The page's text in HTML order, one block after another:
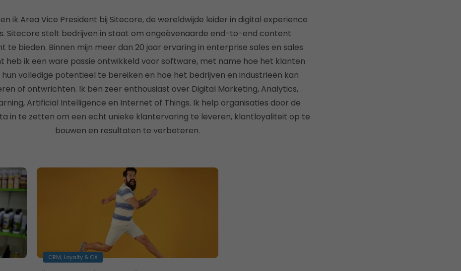
ik Area Vice President bij Sitecore, de wereldwijde leider in digital experience
Sitecore stelt bedrijven in staat om ongeëvenaarde end-to-end content
te bieden. Binnen mijn meer dan 20 jaar ervaring in enterprise sales en sales
heb ik een ware passie ontwikkeld voor software, met name hoe het klanten
volledige potentieel te bereiken en hoe het bedrijven en industrieën kan
of ontwrichten. Ik ben zeer enthousiast over Digital Marketing, Analytics,
Artificial Intelligence en Internet of Things. Ik help organisaties door de
in te zetten om een echt unieke klantervaring te leveren, klantloyaliteit op te
bouwen en resultaten te verbeteren.
CRM, Loyalty & CX